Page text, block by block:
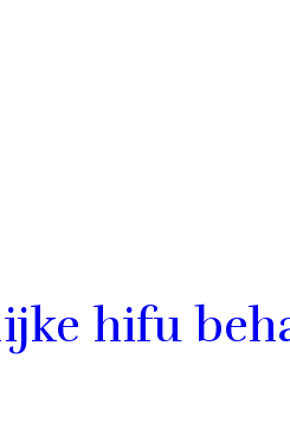
hifu